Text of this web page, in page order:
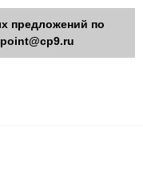
предложений по